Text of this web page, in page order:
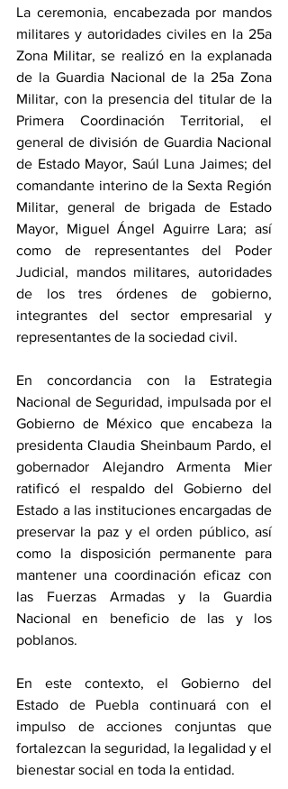
La ceremonia, encabezada por mandos
militares y autoridades civiles en la 25a
Zona Militar, se realizó en la explanada
de la Guardia Nacional de la 25a Zona
Militar, con la presencia del titular de la
Primera Coordinación Territorial, el
general de división de Guardia Nacional
de Estado Mayor, Saúl Luna Jaimes; del
comandante interino de la Sexta Región
Militar, general de brigada de Estado
Mayor, Miguel Ángel Aguirre Lara; así
como de representantes del Poder
Judicial, mandos militares, autoridades
de los tres órdenes de gobierno,
integrantes del sector empresarial y
representantes de la sociedad civil.
En concordancia con la Estrategia
Nacional de Seguridad, impulsada por el
Gobierno de México que encabeza la
presidenta Claudia Sheinbaum Pardo, el
gobernador Alejandro Armenta Mier
ratificó el respaldo del Gobierno del
Estado a las instituciones encargadas de
preservar la paz y el orden público, así
como la disposición permanente para
mantener una coordinación eficaz con
las Fuerzas Armadas y la Guardia
Nacional en beneficio de las y los
poblanos.
En este contexto, el Gobierno del
Estado de Puebla continuará con el
impulso de acciones conjuntas que
fortalezcan la seguridad, la legalidad y el
bienestar social en toda la entidad.